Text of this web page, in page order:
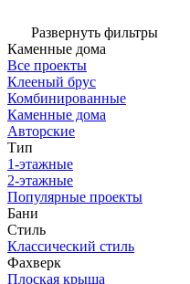
Развернуть фильтры
Каменные дома
Все проекты
Клееный брус
Комбинированные
Каменные дома
Авторские
Тип
1-этажные
2-этажные
Популярные проекты
Бани
Стиль
Классический стиль
Фахверк
Плоская крыша